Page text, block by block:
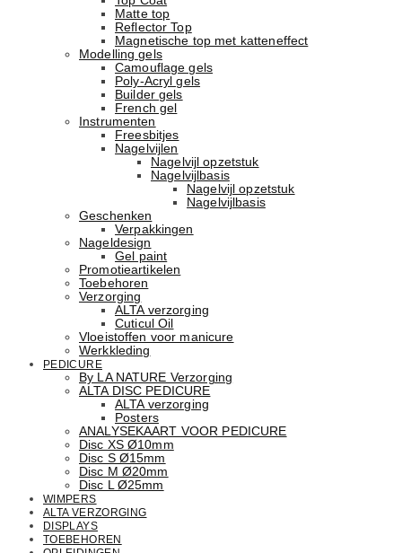
Matte top
Reflector Top
Magnetische top met katteneffect
Modelling gels
Camouflage gels
Poly-Acryl gels
Builder gels
French gel
Instrumenten
Freesbitjes
Nagelvijlen
Nagelvijl opzetstuk
Nagelvijlbasis
Nagelvijl opzetstuk
Nagelvijlbasis
Geschenken
Verpakkingen
Nageldesign
Gel paint
Promotieartikelen
Toebehoren
Verzorging
ALTA verzorging
Cuticul Oil
Vloeistoffen voor manicure
Werkkleding
PEDICURE
By LA NATURE Verzorging
ALTA DISC PEDICURE
ALTA verzorging
Posters
ANALYSEKAART VOOR PEDICURE
Disc XS Ø10mm
Disc S Ø15mm
Disc M Ø20mm
Disc L Ø25mm
WIMPERS
ALTA VERZORGING
DISPLAYS
TOEBEHOREN